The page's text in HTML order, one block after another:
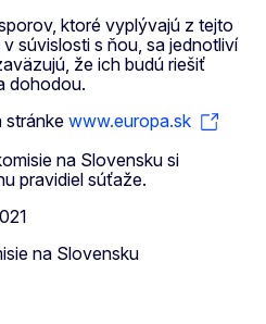
ktoré vyplývajú z tejto
súvislosti s ňou, sa jednotliví
že ich budú riešiť
dohodou.
stránke www.europa.sk
na Slovensku si
pravidiel súťaže.
na Slovensku